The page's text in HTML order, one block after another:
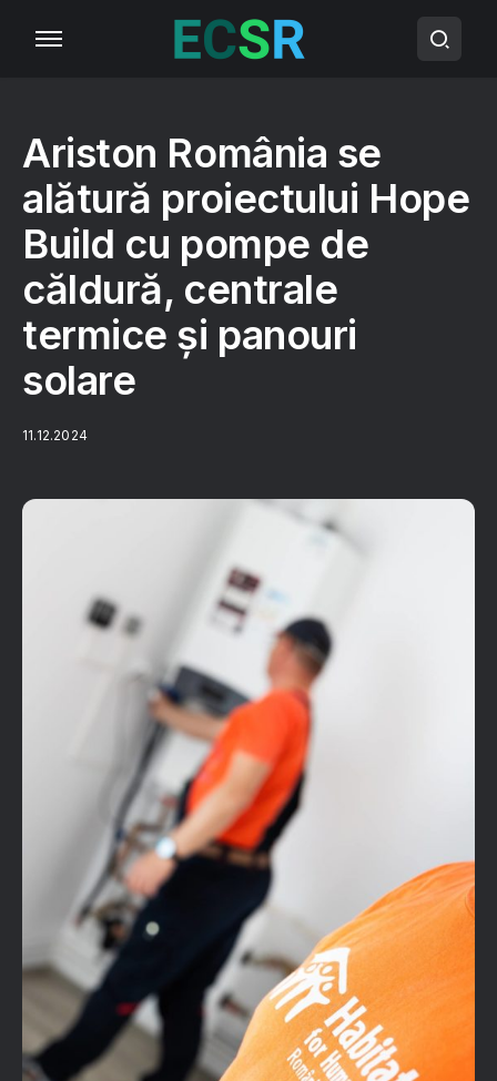
Ariston România se
alătură proiectului Hope
Build cu pompe de
căldură, centrale
termice și panouri
solare
11.12.2024